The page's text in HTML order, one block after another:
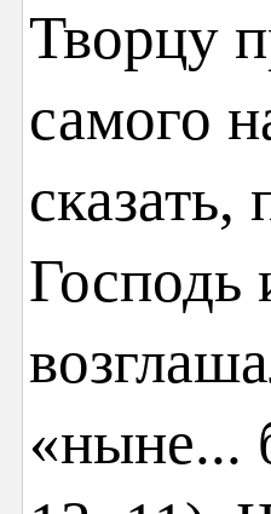
Творцу
самого
Господь
«ныне...